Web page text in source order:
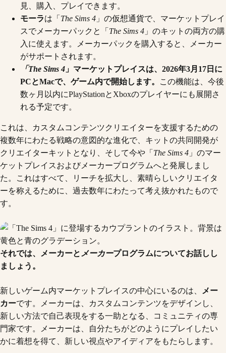
見、購入、プレイできます。
モーラは「 The Sims 4 」の仮想通貨で、マーケットプレイ
スでメーカーパックと「 The Sims 4 」のキットの両方の購
入に使えます。メーカーパックを購入すると、メーカー
がサポートされます。
「The Sims 4 」マーケットプレイスは、2026年3月17日に
PCとMacで、ゲーム内で開始します。
この機能は、今後
数ヶ月以内にPlayStationとXboxのプレイヤーにも展開さ
れる予定です。
これは、カスタムコンテンツクリエイターを支援するための
複数年にわたる戦略の意図的な進化で、キットの共同開発が
クリエイターキットとなり、そして今や「 The Sims 4 」のマー
ケットプレイスおよびメーカープログラムへと発展しまし
た。これはすべて、リーチを拡大し、素晴らしいクリエイタ
ーを称えるために、過去数年にわたって考え抜かれたもので
す。
それでは、メーカーと メーカープログラムについてお話しし
ましょう。
新しいゲーム内マーケットプレイスの中心にいるのは、
メー
カーです。メーカーは、カスタムコンテンツをデザインし、
新しい方法で自己表現をする一助となる、コミュニティの専
門家です。メーカーは、自分たちがどのようにプレイしたい
かに着想を得て、新しい視点やアイディアをもたらします。